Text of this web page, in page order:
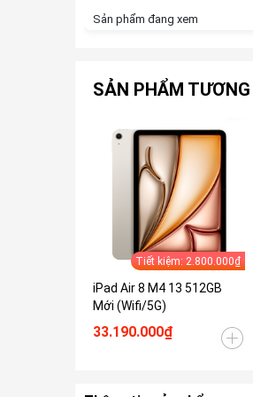
Sản phẩm đang xem
SẢN PHẨM
Tiết kiệm: 2.800.000₫
iPad Air 8 M4 13 512GB
Mới (Wifi/5G)
33.190.000₫